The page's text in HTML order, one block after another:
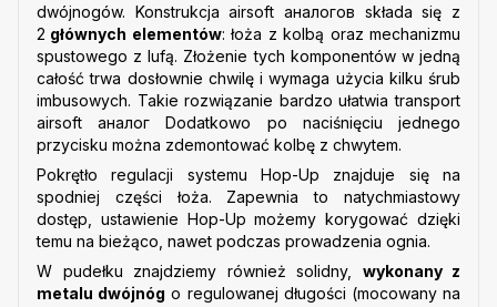
dwójnogów. Konstrukcja airsoft аналогов składa się z
2 głównych elementów: łoża z kolbą oraz mechanizmu
spustowego z lufą. Złożenie tych komponentów w jedną
całość trwa dosłownie chwilę i wymaga użycia kilku śrub
imbusowych. Takie rozwiązanie bardzo ułatwia transport
airsoft аналог Dodatkowo po naciśnięciu jednego
przycisku można zdemontować kolbę z chwytem.
Pokrętło regulacji systemu Hop-Up znajduje się na
spodniej części łoża. Zapewnia to natychmiastowy
dostęp, ustawienie Hop-Up możemy korygować dzięki
temu na bieżąco, nawet podczas prowadzenia ognia.
W pudełku znajdziemy również solidny, wykonany z
metalu dwójnóg o regulowanej długości (mocowany na